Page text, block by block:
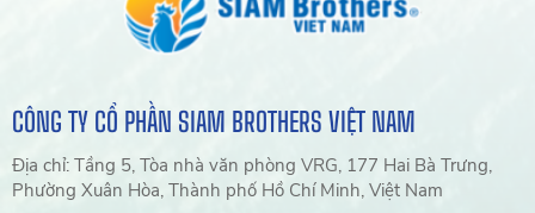
CÔNG TY CỔ PHẦN SIAM BROTHERS VIỆT NAM
Địa chỉ: Tầng 5, Tòa nhà văn phòng VRG, 177 Hai Bà Trưng,
Phường Xuân Hòa, Thành phố Hồ Chí Minh, Việt Nam